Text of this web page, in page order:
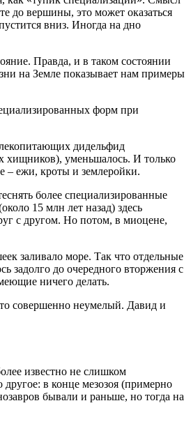
до вершины, это может оказаться
вниз. Иногда на дно
Правда, и в таком состоянии
на Земле показывает нам примеры
форм при
дидельфид
хищников), уменьшалось. И только
– ежи, кроты и землеройки.
более специализированные
15 млн лет назад) здесь
с другом. Но потом, в миоцене,
заливало море. Так что отдельные
задолго до очередного вторжения с
ничего делать.
совершенно неумелый. Давид и
известно не слишком
в конце мезозоя (примерно
бывали и раньше, но тогда на